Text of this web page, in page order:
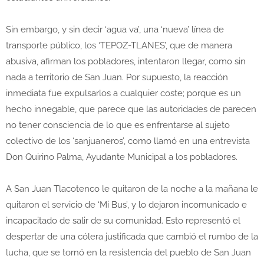
Sin embargo, y sin decir ‘agua va’, una ‘nueva’ línea de
transporte público, los ‘TEPOZ-TLANES’, que de manera
abusiva, afirman los pobladores, intentaron llegar, como sin
nada a territorio de San Juan. Por supuesto, la reacción
inmediata fue expulsarlos a cualquier coste; porque es un
hecho innegable, que parece que las autoridades de parecen
no tener consciencia de lo que es enfrentarse al sujeto
colectivo de los ‘sanjuaneros’, como llamó en una entrevista
Don Quirino Palma, Ayudante Municipal a los pobladores.
A San Juan Tlacotenco le quitaron de la noche a la mañana le
quitaron el servicio de ‘Mi Bus’, y lo dejaron incomunicado e
incapacitado de salir de su comunidad. Esto representó el
despertar de una cólera justificada que cambió el rumbo de la
lucha, que se tornó en la resistencia del pueblo de San Juan